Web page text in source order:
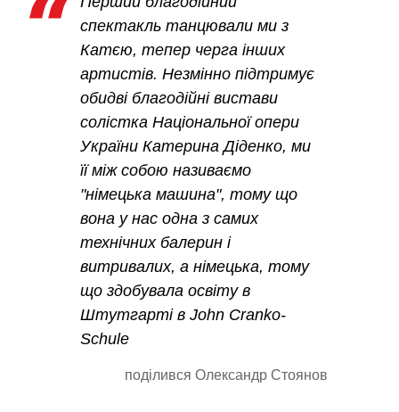
спектакль танцювали ми з
Катєю, тепер черга інших
артистів. Незмінно підтримує
обидві благодійні вистави
солістка Національної опери
України Катерина Діденко, ми
її між собою називаємо
"німецька машина", тому що
вона у нас одна з самих
технічних балерин і
витривалих, а німецька, тому
що здобувала освіту в
Штутгарті в John Cranko-
Schule
поділився Олександр Стоянов